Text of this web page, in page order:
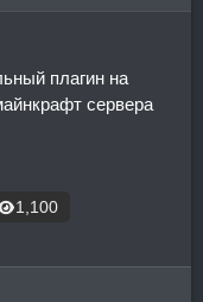
плагин на
сервера
1,100